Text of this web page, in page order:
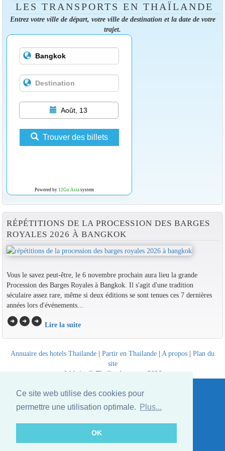
Ce site web utilise des cookies pour
permettre une utilisation optimale.
Plus...
OK
LES TRANSPORTS EN THAÏLANDE
Entrez votre ville de départ, votre ville de destination et la date de votre
trajet.
Août, 13
Trouver des billets
Powered by 12Go Asiasystem
RÉPÉTITIONS DE LA PROCESSION DES BARGES
ROYALES 2026 À BANGKOK
Vous le savez peut-être, le 6 novembre prochain aura lieu la grande
Procession des Barges Royales à Bangkok. Il s'agit d'une tradition
séculaire assez rare, même si deux éditions se sont tenues ces 7 dernières
années lors d'événements...
arrow_circle_rightarrow_circle_rightarrow_circle_right Lire la suite
Annuaire des hotels Thailande | Partir en Thailande | A propos | Plan du
site
Website © Thailandee.com - 2026